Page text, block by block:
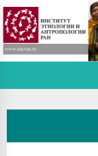
Skip
to
the
content